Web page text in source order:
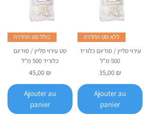
כולל סט החדרה
סט עירוי סליין / סודיום
כלוריד 500 מ"ל
Prix
45,00 ₪
Ajouter au
panier
ללא סט החדרה
עירוי סליין / סודיום כלוריד
500 מ"ל
Prix
35,00 ₪
Ajouter au
panier